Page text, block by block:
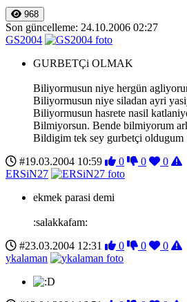
968
Son güncelleme: 24.10.2006 02:27
GS2004
GURBETÇi OLMAK
Biliyormusun niye hergün
Biliyormusun niye siladan ayri
Biliyormusun hasrete nasil
Bilmiyorsun. Bende bilmiyorum
Bildigim tek sey gurbetçi oldugum
#19.03.2004 10:59
0 0
0
ERSiN27
ekmek parasi demi
:salakkafam:
#23.03.2004 12:31
0 0
0
ykalaman